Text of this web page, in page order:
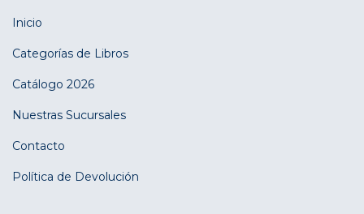
Inicio
Categorías de Libros
Catálogo 2026
Nuestras Sucursales
Contacto
Política de Devolución